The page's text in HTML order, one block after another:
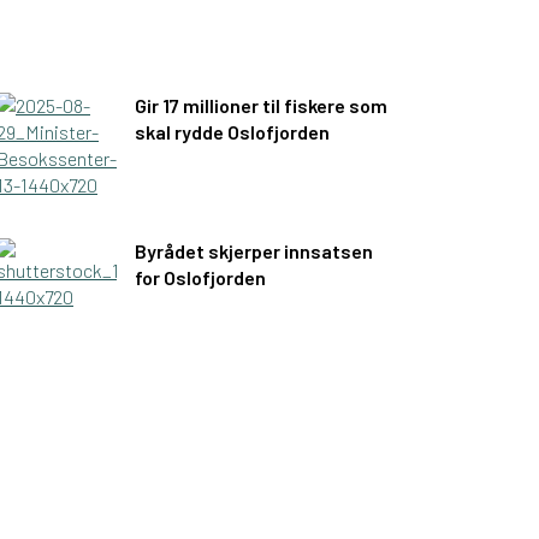
Gir 17 millioner til fiskere som
skal rydde Oslofjorden
Byrådet skjerper innsatsen
for Oslofjorden